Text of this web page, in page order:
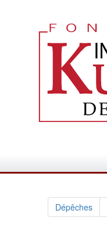
Dépêches